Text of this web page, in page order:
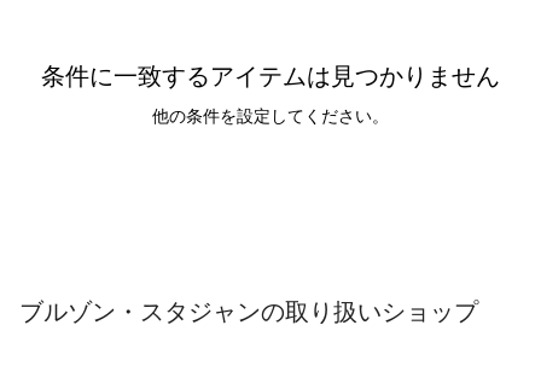
条件に一致するアイテムは見つかりません
他の条件を設定してください。
ブルゾン・スタジャンの取り扱いショップ